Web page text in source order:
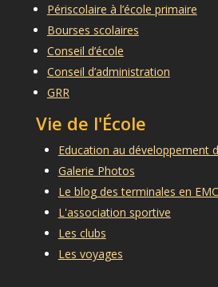
Périscolaire à l’école primaire
Bourses scolaires
Conseil d’école
Conseil d’administration
GRR
Vie de l'École
Education au développement
Galerie Photos
Le blog des terminales en EMC
L'association sportive
Les clubs
Les voyages